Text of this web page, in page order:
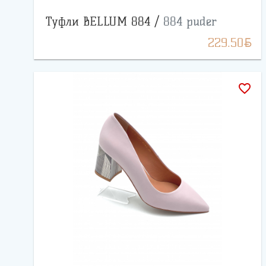
Туфли BELLUM 884 / 884 puder
229.50BYN
favorite_border